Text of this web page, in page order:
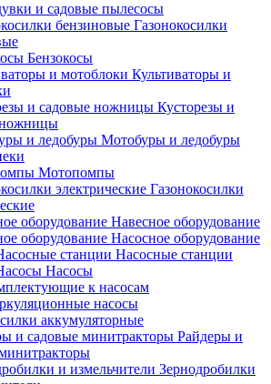
и садовые пылесосы
Газонокосилки
Бензокосы
Культиваторы и
Кусторезы и
Мотобуры и ледобуры
Мотопомпы
Газонокосилки
Навесное оборудование
Насосное оборудование
Насосные станции
Насосы
к насосам
насосы
аккумуляторные
Райдеры и
Зернодробилки